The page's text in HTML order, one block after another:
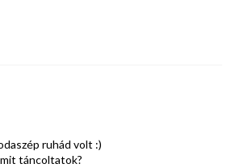
ruhád volt :)
táncoltatok?